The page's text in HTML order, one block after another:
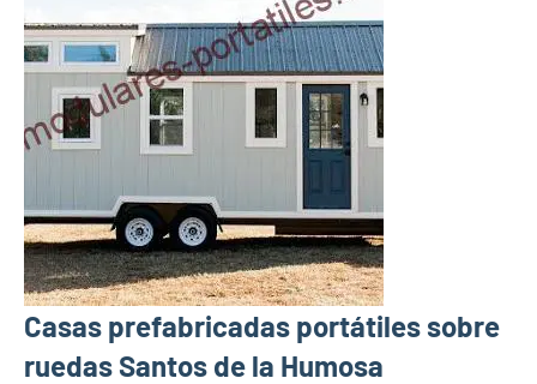
Casas prefabricadas portátiles sobre
ruedas Santos de la Humosa